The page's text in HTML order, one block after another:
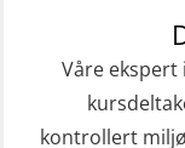
HLO/
ROC
(ORC103)
STCW
Våre
kontrollert